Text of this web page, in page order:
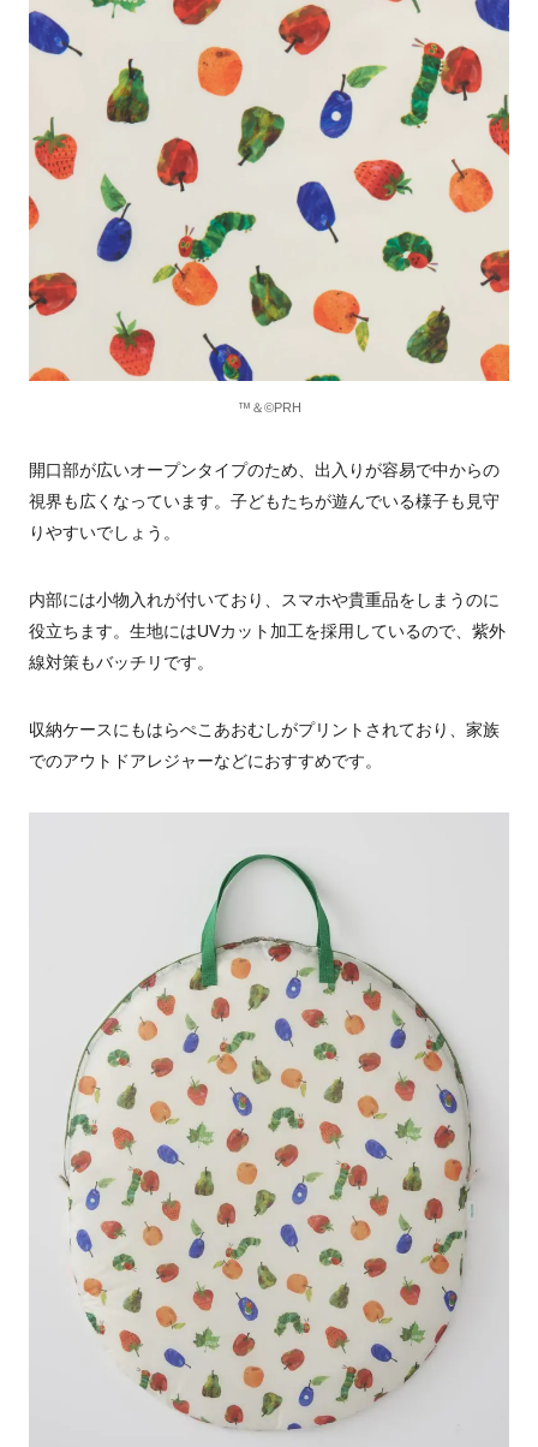
™＆©PRH
開口部が広いオープンタイプのため、出入りが容易で中からの
視界も広くなっています。子どもたちが遊んでいる様子も見守
りやすいでしょう。
内部には小物入れが付いており、スマホや貴重品をしまうのに
役立ちます。生地にはUVカット加工を採用しているので、紫外
線対策もバッチリです。
収納ケースにもはらぺこあおむしがプリントされており、家族
でのアウトドアレジャーなどにおすすめです。